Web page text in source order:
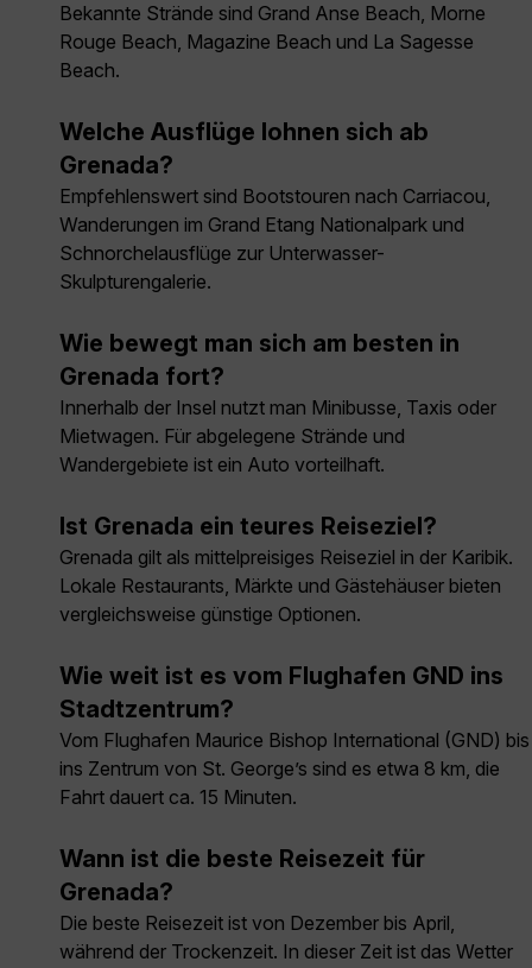
Bekannte Strände sind Grand Anse Beach, Morne
Rouge Beach, Magazine Beach und La Sagesse
Beach.
Welche Ausflüge lohnen sich ab
Grenada?
Empfehlenswert sind Bootstouren nach Carriacou,
Wanderungen im Grand Etang Nationalpark und
Schnorchelausflüge zur Unterwasser-
Skulpturengalerie.
Wie bewegt man sich am besten in
Grenada fort?
Innerhalb der Insel nutzt man Minibusse, Taxis oder
Mietwagen. Für abgelegene Strände und
Wandergebiete ist ein Auto vorteilhaft.
Ist Grenada ein teures Reiseziel?
Grenada gilt als mittelpreisiges Reiseziel in der Karibik.
Lokale Restaurants, Märkte und Gästehäuser bieten
vergleichsweise günstige Optionen.
Wie weit ist es vom Flughafen GND ins
Stadtzentrum?
Vom Flughafen Maurice Bishop International (GND) bis
ins Zentrum von St. George’s sind es etwa 8 km, die
Fahrt dauert ca. 15 Minuten.
Wann ist die beste Reisezeit für
Grenada?
Die beste Reisezeit ist von Dezember bis April,
während der Trockenzeit. In dieser Zeit ist das Wetter